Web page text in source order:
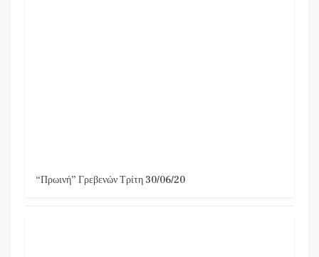
“Πρωινή” Γρεβενών Τρίτη 30/06/20